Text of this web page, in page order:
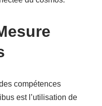
compétences
est l’utilisation de